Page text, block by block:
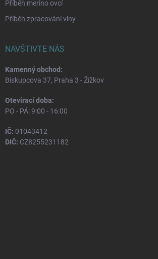
Příběh merino ovcí
Příběh zpracování vlny
NAVŠTIVTE NÁS
Kamenný obchod:
Biskupcova 37, Praha 3 - Žižkov
Otevírací doba:
PO - PÁ: 9:00 - 16:00
IČ: 01043412
DIČ: CZ8255231182